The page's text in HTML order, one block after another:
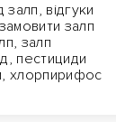
залп, відгуки
залп
залп
пестициди
хлорпирифос